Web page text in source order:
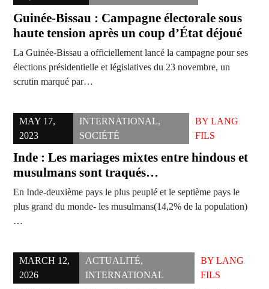
Guinée-Bissau : Campagne électorale sous
haute tension après un coup d’État déjoué
La Guinée-Bissau a officiellement lancé la campagne pour ses
élections présidentielle et législatives du 23 novembre, un
scrutin marqué par…
MAY 17,
2023
INTERNATIONAL,
SOCIÉTÉ
BY LANG
FILS
Inde : Les mariages mixtes entre hindous et
musulmans sont traqués…
En Inde-deuxième pays le plus peuplé et le septième pays le
plus grand du monde- les musulmans(14,2% de la population)
…
MARCH 12,
2026
ACTUALITÉ,
INTERNATIONAL
BYLANG
FILS